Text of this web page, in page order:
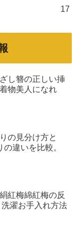
17
し簪の正しい挿
物美人になれ
の見分け方と
違いを比較。
紅梅綿紅梅の反
濯お手入れ方法